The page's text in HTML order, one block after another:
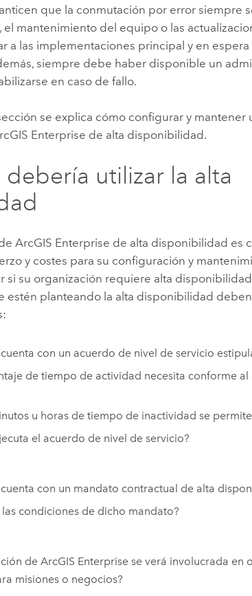
que la conmutación por error siempre
el mantenimiento del equipo o las
a las implementaciones principal y en
siempre debe haber disponible un
en caso de fallo.
se explica cómo configurar y mantener
Enterprise de alta disponibilidad.
utilizar la alta
ArcGIS Enterprise de alta disponibilidad es
y costes para su configuración y
si su organización requiere alta
estén planteando la alta disponibilidad
con un acuerdo de nivel de servicio
de tiempo de actividad necesita conforme
u horas de tiempo de inactividad se
el acuerdo de nivel de servicio?
con un mandato contractual de alta
las condiciones de dicho mandato?
deArcGIS Enterprise se verá involucrada en
misiones o negocios?